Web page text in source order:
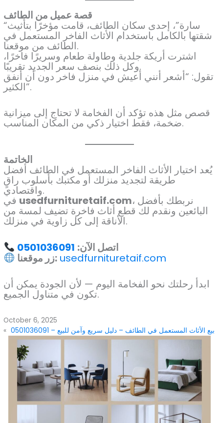
قصة عميل من الطائف
“سارة”، إحدى سكان الطائف، قامت مؤخرًا بتأثيث
شقتها بالكامل باستخدام الأثاث الفاخر المستعمل في
الطائف من موقعنا.
اشترت أريكة جلدية وطاولة طعام وسريرًا فاخرًا،
وكل ذلك بنصف سعر الجديد تقريبًا.
تقول: “أشعر أنني أعيش في منزل فاخر دون أن أنفق
الكثير”.
قصص مثل هذه تؤكد أن الفخامة لا تحتاج إلى ميزانية
ضخمة، فقط اختيار ذكي من المكان المناسب.
الخاتمة
يُعد اختيار الأثاث الفاخر المستعمل في الطائف أفضل
طريقة لتجديد منزلك أو مكتبك بأسلوب راقٍ
واقتصادي.
usedfurnituretaif.com، نربطك بأفضل
البائعين ونقدم لك قطع أثاث فاخرة تضيف لمسة من
الأناقة إلى كل زاوية في منزلك.
اتصل الآن: 0501036091
زر موقعنا: usedfurnituretaif.com
ابدأ رحلتك نحو الفخامة اليوم — لأن الجودة يمكن أن
تكون في متناول الجميع.
October 6, 2025
«
بيع الأثاث المستعمل في الطائف – دليل سريع وآمن للبيع – 0501036091